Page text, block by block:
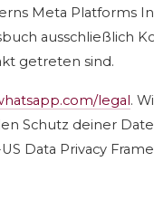
Meta Platforms
ausschließlich
getreten sind.
legal.
Schutz deiner
Data Privacy